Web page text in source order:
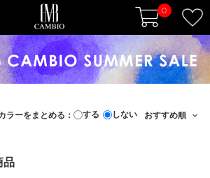
0
ラーをまとめる： する しない
品